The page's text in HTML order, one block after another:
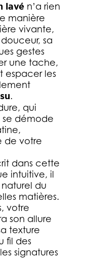
lavén’a rien
manière
vivante,
sa
gestes
une tache,
espacer les
.
qui
se démode
de votre
dans cette
intuitive, il
du
matières.
votre
son allure
texture
fil des
signatures